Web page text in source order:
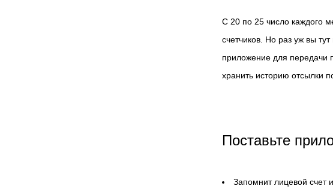
С 20 по 25 число каждого
счетчиков. Но раз уж вы
приложение для передачи
хранить историю отсылки
Поставьте
Запомнит лицевой счет